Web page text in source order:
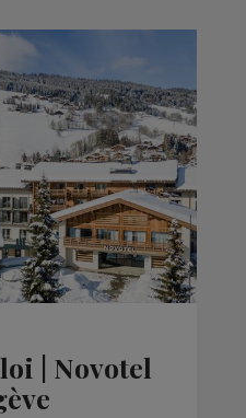
| Novotel